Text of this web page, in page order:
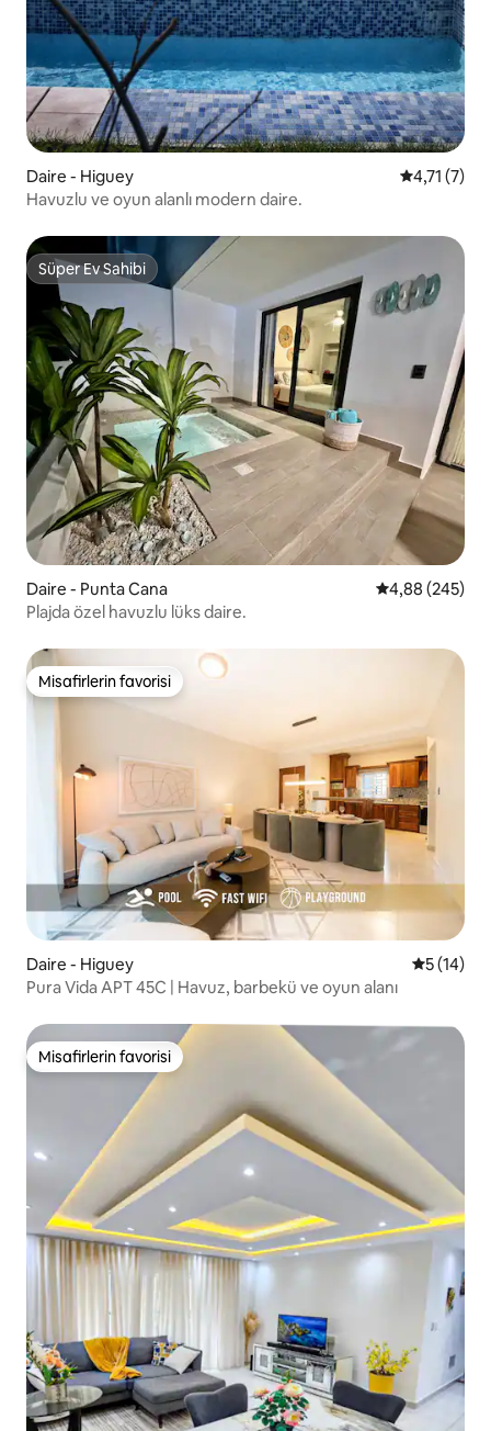
Daire - Higuey 54,71 (7)
Havuzlu ve oyun alanlı modern daire.
Süper Ev Sahibi
Süper Ev Sahibi
Daire - Punta Cana 5 üzerinden
4,88 (245)
Plajda özel havuzlu lüks daire.
Misafirlerin favorisi
Misafirlerin favorisi
Daire - Higuey 55 (14)
Pura Vida APT 45C | Havuz, barbekü ve oyun alanı
Misafirlerin favorisi
Misafirlerin favorisi